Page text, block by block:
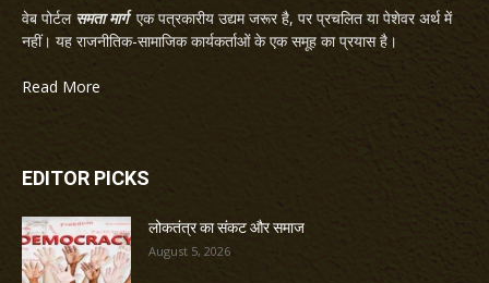
वेब पोर्टल समता मार्गएक पत्रकारीय उद्यम जरूर है, पर प्रचलित या पेशेवर अर्थ में
नहीं। यह राजनीतिक-सामाजिक कार्यकर्ताओं के एक समूह का प्रयास है।
Read More
EDITOR PICKS
लोकतंत्र का संकट और समाज
August 5, 2026